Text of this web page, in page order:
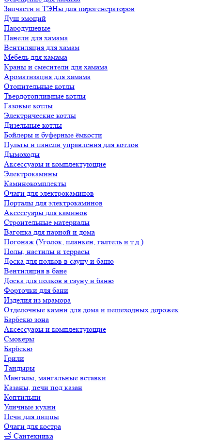
Запчасти и ТЭНы для парогенераторов
Душ эмоций
Пародушевые
Панели для хамама
Вентиляция для хамам
Мебель для хамама
Краны и смесители для хамама
Ароматизация для хамама
Отопительные котлы
Твердотопливные котлы
Газовые котлы
Электрические котлы
Дизельные котлы
Бойлеры и буферные ёмкости
Пульты и панели управления для котлов
Дымоходы
Аксессуары и комплектующие
Электрокамины
Каминокомплекты
Очаги для электрокаминов
Порталы для электрокаминов
Аксессуары для каминов
Строительные материалы
Вагонка для парной и дома
Погонаж (Уголок, планкен, галтель и т.д.)
Полы, настилы и террасы
Доска для полков в сауну и баню
Вентиляция в бане
Доска для полков в сауну и баню
Форточки для бани
Изделия из мрамора
Отделочные камни для дома и пешеходных дорожек
Барбекю зона
Аксессуары и комплектующие
Смокеры
Барбекю
Грили
Тандыры
Мангалы, мангальные вставки
Казаны, печи под казан
Коптильни
Уличные кухни
Печи для пиццы
Очаги для костра
🛁 Сантехника